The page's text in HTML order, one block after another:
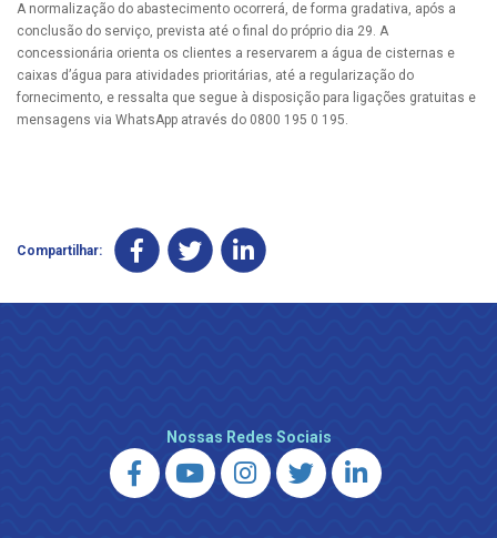
A normalização do abastecimento ocorrerá, de forma gradativa, após a
conclusão do serviço, prevista até o final do próprio dia 29. A
concessionária orienta os clientes a reservarem a água de cisternas e
caixas d’água para atividades prioritárias, até a regularização do
fornecimento, e ressalta que segue à disposição para ligações gratuitas e
mensagens via WhatsApp através do 0800 195 0 195.
Compartilhar:
Nossas Redes Sociais